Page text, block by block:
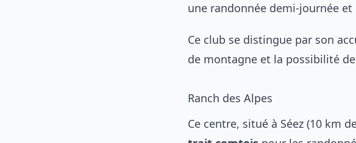
une randonnée demi-journée
Ce club se distingue par son
de montagne et la possibilité
Ranch des Alpes
Ce centre, situé à Séez (10 km